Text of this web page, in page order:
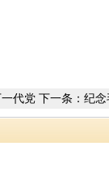
下一条： 纪念
周年 百花齐
代党